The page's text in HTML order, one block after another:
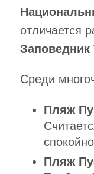
отличается
Заповедник
Среди
Пляж
Пляж